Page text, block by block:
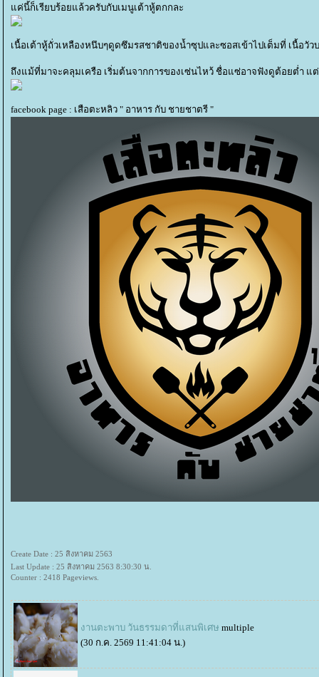
ค่นี้ก็เรียบร้อยแล้วครับกับเมนูเต้าหู้ตกกละ
เนื้อเต้าหู้ถั่วเหลืองหนึบๆดูดซึมรสชาติของน้ำซุปและซอสเข้าไปเต็มที่ เนื้อ
ถึงแม้ที่มาจะคลุมเครือ เริ่มต้นจากการของเซ่นไหว้ ชื่อแซ่อาจฟังดูต้อยต่ำ
facebook page : เสือตะหลิว " อาหาร กับ ชายชาตรี "
Create Date : 25 สิงหาคม 2563
Last Update : 25 สิงหาคม 2563 8:30:30 น.
Counter : 2418 Pageviews.
งานตะพาบ วันธรรมดาที่แสนพิเศษ multiple
(30 ก.ค. 2569 11:41:04 น.)